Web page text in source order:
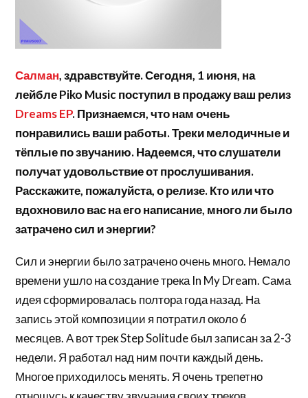
Салман, здравствуйте. Сегодня, 1 июня, на
лейбле Piko Music поступил в продажу ваш релиз
Dreams EP. Признаемся, что нам очень
понравились ваши работы. Треки мелодичные и
тёплые по звучанию. Надеемся, что слушатели
получат удовольствие от прослушивания.
Расскажите, пожалуйста, о релизе. Кто или что
вдохновило вас на его написание, много ли было
затрачено сил и энергии?
Сил и энергии было затрачено очень много. Немало
времени ушло на создание трека In My Dream. Сама
идея сформировалась полтора года назад. На
запись этой композиции я потратил около 6
месяцев. А вот трек Step Solitude был записан за 2-3
недели. Я работал над ним почти каждый день.
Многое приходилось менять. Я очень трепетно